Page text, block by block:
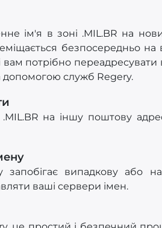
ім'я в зоні .MIL.BR на
безпосередньо
потрібно переадресувати
служб Regery.
на іншу поштову
випадкову або
ваші сервери імен.